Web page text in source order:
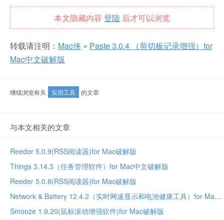
本文隐藏内容 登陆 后才可以浏览
转载请注明： Mac侠 » Paste 3.0.4 （剪切板记录增强）for
Mac中文破解版
继续浏览有关 实用工具 的文章
与本文相关的文章
Reeder 5.0.9(RSS阅读器)for Mac破解版
Things 3.14.3（任务管理软件）for Mac中文破解版
Reeder 5.0.8(RSS阅读器)for Mac破解版
Network & Battery 12.4.2（实时网速显示和电池健康工具）for Mac中文破解版
Smooze 1.9.20(鼠标滚动增强软件)for Mac破解版